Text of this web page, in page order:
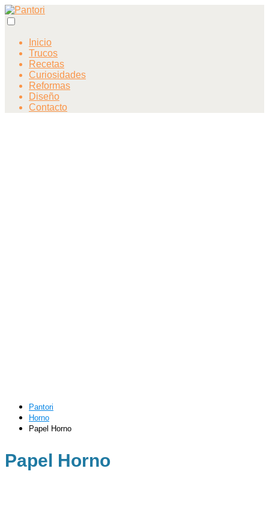
Inicio
Trucos
Recetas
Curiosidades
Reformas
Diseño
Contacto
Pantori
Horno
Papel Horno
Papel Horno